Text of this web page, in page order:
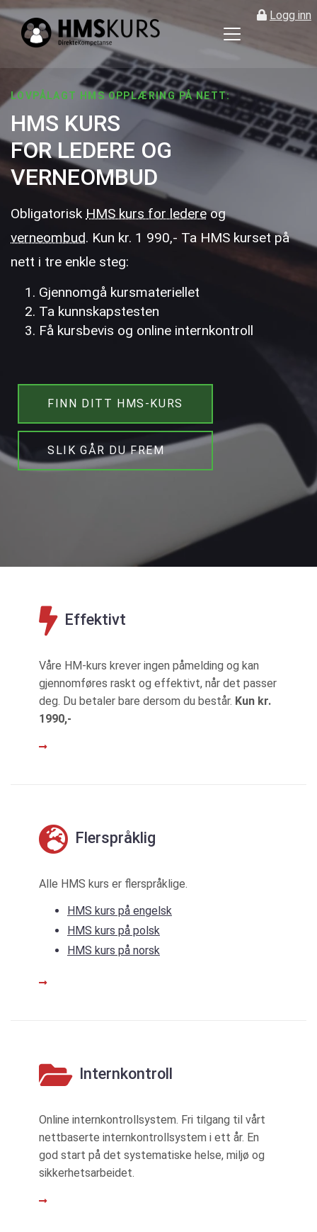
Logg inn
HMS
kurs
på
nett
for
ledere
og
LOVPÅLAGT HMS OPPLÆRING PÅ NETT:
HMS KURS
FOR LEDERE OG
VERNEOMBUD
Obligatorisk HMS kurs for ledereog
verneombud. Kun kr. 1 990,- Ta HMS kurset på
nett i tre enkle steg:
Gjennomgå kursmateriellet
Ta kunnskapstesten
Få kursbevis og online internkontroll
FINN DITT HMS-KURS
SLIK GÅR DU FREM
Effektivt
Våre HM-kurs krever ingen påmelding og kan
gjennomføres raskt og effektivt, når det passer
deg. Du betaler bare dersom du består. Kun kr.
1990,-
LES MER
Flerspråklig
Alle HMS kurs er flerspråklige.
HMS kurs på engelsk
HMS kurs på polsk
HMS kurs på norsk
LES MER
Internkontroll
Online internkontrollsystem. Fri tilgang til vårt
nettbaserte internkontrollsystem i ett år. En
god start på det systematiske helse, miljø og
sikkerhetsarbeidet.
LES MER